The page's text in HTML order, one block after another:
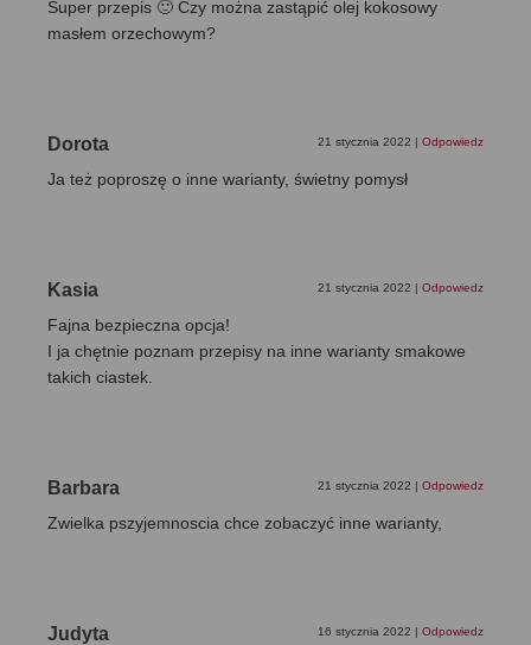
Super przepis 🙂 Czy można zastąpić olej kokosowy
masłem orzechowym?
Dorota 21 stycznia 2022 | Odpowiedz
Ja też poproszę o inne warianty, świetny pomysł
Kasia 21 stycznia 2022 | Odpowiedz
Fajna bezpieczna opcja!
I ja chętnie poznam przepisy na inne warianty smakowe
takich ciastek.
Barbara 21 stycznia 2022 | Odpowiedz
Zwielka pszyjemnoscia chce zobaczyć inne warianty,
Judyta 16 stycznia 2022 | Odpowiedz